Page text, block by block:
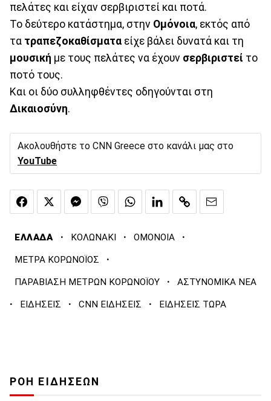
πελάτες και είχαν σερβιριστεί και ποτά.
Το δεύτερο κατάστημα, στην Ομόνοια, εκτός από
τα τραπεζοκαθίσματα είχε βάλει δυνατά και τη
μουσική με τους πελάτες να έχουν σερβιριστεί το
ποτό τους.
Και οι δύο συλληφθέντες οδηγούνται στη
Δικαιοσύνη.
Ακολουθήστε το CNN Greece στο κανάλι μας στο
YouTube
ΕΛΛΑΔΑ · ΚΟΛΩΝΑΚΙ · ΟΜΟΝΟΙΑ ·
ΜΕΤΡΑ ΚΟΡΩΝΟΪΟΣ ·
ΠΑΡΑΒΙΑΣΗ ΜΕΤΡΩΝ ΚΟΡΩΝΟΪΟΥ · ΑΣΤΥΝΟΜΙΚΑ ΝΕΑ
· ΕΙΔΗΣΕΙΣ · CNN ΕΙΔΗΣΕΙΣ · ΕΙΔΗΣΕΙΣ ΤΩΡΑ
ΡΟΗ ΕΙΔΗΣΕΩΝ